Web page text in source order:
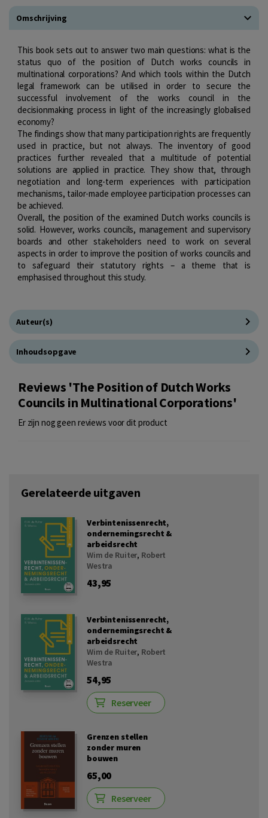
Omschrijving
This book sets out to answer two main questions: what is the
status quo of the position of Dutch works councils in
multinational corporations? And which tools within the Dutch
legal framework can be utilised in order to secure the
successful involvement of the works council in the
decisionmaking process in light of the increasingly globalised
economy?
The findings show that many participation rights are frequently
used in practice, but not always. The inventory of good
practices further revealed that a multitude of potential
solutions are applied in practice. They show that, through
negotiation and long-term experiences with participation
mechanisms, tailor-made employee participation processes can
be achieved.
Overall, the position of the examined Dutch works councils is
solid. However, works councils, management and supervisory
boards and other stakeholders need to work on several
aspects in order to improve the position of works councils and
to safeguard their statutory rights – a theme that is
emphasised throughout this study.
Auteur(s)
Inhoudsopgave
Reviews 'The Position of Dutch Works
Councils in Multinational Corporations'
Er zijn nog geen reviews voor dit product
Gerelateerde uitgaven
Verbintenissenrecht,
ondernemingsrecht &
arbeidsrecht
Wim de Ruiter, Robert
Westra
43,95
Verbintenissenrecht,
ondernemingsrecht &
arbeidsrecht
Wim de Ruiter, Robert
Westra
54,95
Reserveer
Grenzen stellen
zonder muren
bouwen
65,00
Reserveer